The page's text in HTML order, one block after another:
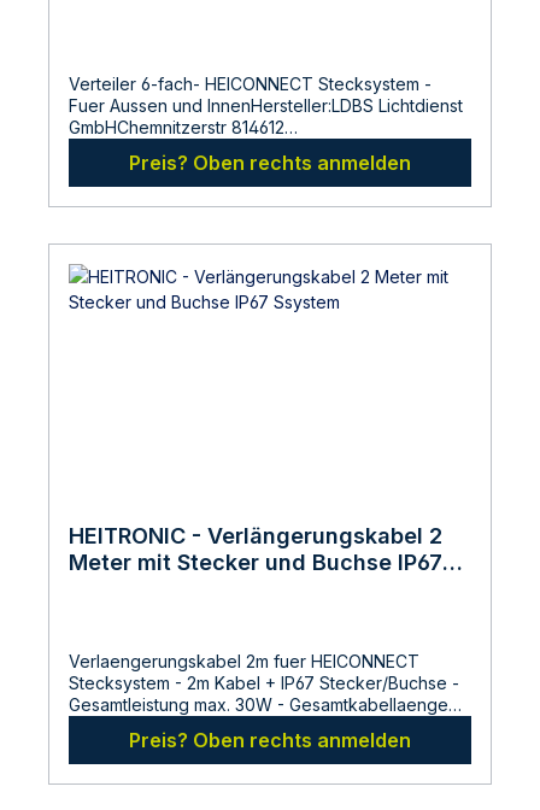
Verteiler 6-fach- HEICONNECT Stecksystem -
Fuer Aussen und InnenHersteller:LDBS Lichtdienst
GmbHChemnitzerstr 814612
und Sicherheitsinformationen:Lesen sie vor der
Inbetriebnahme die Bedienungsanleitung und die
Hinweise auf der Verpackung sorgfältig durch und
von elektrischen Produkten darf nur
spannungsfrei erfolgen. Elektroarbeiten dürfen
Preis? Oben rechts anmelden
HEITRONIC - Verlängerungskabel 2
Meter mit Stecker und Buchse IP67
Verlaengerungskabel 2m fuer HEICONNECT
Stecksystem - 2m Kabel + IP67 Stecker/Buchse -
Gesamtleistung max. 30W - Gesamtkabellaenge
fuer den Innen-und Aussenbereich
Abmessungen:Gesamtlaenge: 2000
mmHersteller:LDBS Lichtdienst GmbHChemnitzerstr
Preis? Oben rechts anmelden